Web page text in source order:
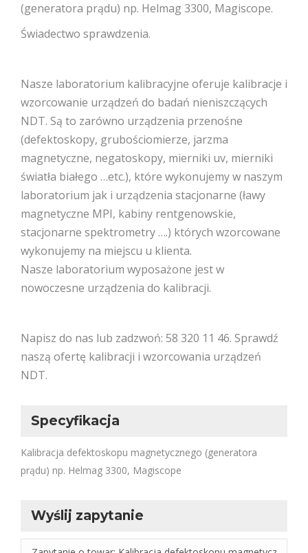
(generatora prądu) np. Helmag 3300, Magiscope.
Świadectwo sprawdzenia.
Nasze laboratorium kalibracyjne oferuje kalibracje i
wzorcowanie urządzeń do badań nieniszczących
NDT. Są to zarówno urządzenia przenośne
(defektoskopy, grubościomierze, jarzma
magnetyczne, negatoskopy, mierniki uv, mierniki
światła białego …etc.), które wykonujemy w naszym
laboratorium jak i urządzenia stacjonarne (ławy
magnetyczne MPI, kabiny rentgenowskie,
stacjonarne spektrometry ….) których wzorcowane
wykonujemy na miejscu u klienta.
Nasze laboratorium wyposażone jest w
nowoczesne urządzenia do kalibracji.
Napisz do nas lub zadzwoń: 58 320 11 46. Sprawdź
naszą ofertę kalibracji i wzorcowania urządzeń
NDT.
Specyfikacja
Kalibracja defektoskopu magnetycznego (generatora
prądu) np. Helmag 3300, Magiscope
Wyślij zapytanie